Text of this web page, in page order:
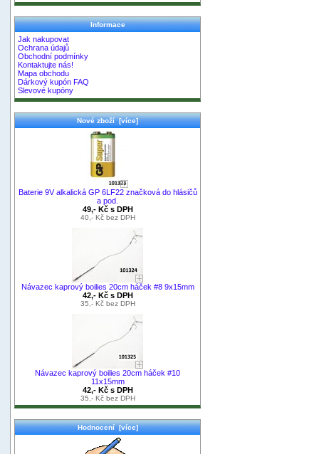
Informace
Jak nakupovat
Ochrana údajů
Obchodní podmínky
Kontaktujte nás!
Mapa obchodu
Dárkový kupón FAQ
Slevové kupóny
Nové zboží [více]
Baterie 9V alkalická GP 6LF22 značková do hlásičů
a pod.
49,- Kč s DPH
40,- Kč bez DPH
Návazec kaprový boilies 20cm háček #8 9x15mm
42,- Kč s DPH
35,- Kč bez DPH
Návazec kaprový boilies 20cm háček #10
11x15mm
42,- Kč s DPH
35,- Kč bez DPH
Hodnocení [více]